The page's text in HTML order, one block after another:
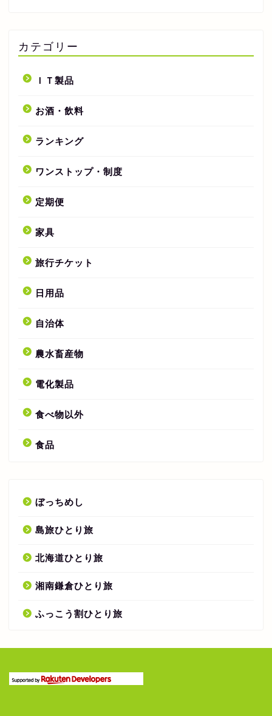
カテゴリー
ＩＴ製品
お酒・飲料
ランキング
ワンストップ・制度
定期便
家具
旅行チケット
日用品
自治体
農水畜産物
電化製品
食べ物以外
食品
ぼっちめし
島旅ひとり旅
北海道ひとり旅
湘南鎌倉ひとり旅
ふっこう割ひとり旅